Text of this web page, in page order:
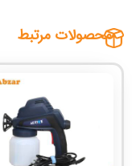
محصولات مرتبط